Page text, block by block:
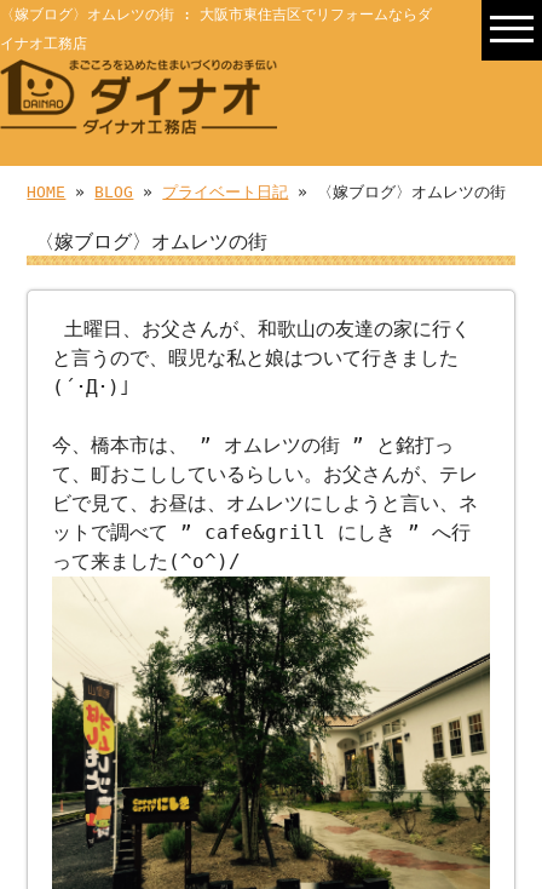
〈嫁ブログ〉オムレツの街 : 大阪市東住吉区でリフォームならダ
イナオ工務店
HOME » BLOG » プライベート日記 » 〈嫁ブログ〉オムレツの街
〈嫁ブログ〉オムレツの街
土曜日、お父さんが、和歌山の友達の家に行く
と言うので、暇児な私と娘はついて行きました
(´･Д･)」
今、橋本市は、 ” オムレツの街 ” と銘打っ
て、町おこししているらしい。お父さんが、テレ
ビで見て、お昼は、オムレツにしようと言い、ネ
ットで調べて ” cafe&grill にしき ” へ行
って来ました(^o^)/